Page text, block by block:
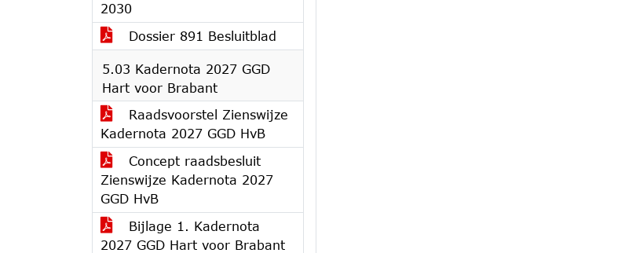
2030
Dossier 891 Besluitblad
5.03 Kadernota 2027 GGD
Hart voor Brabant
Raadsvoorstel Zienswijze
Kadernota 2027 GGD HvB
Concept raadsbesluit
Zienswijze Kadernota 2027
GGD HvB
Bijlage 1. Kadernota
2027 GGD Hart voor Brabant